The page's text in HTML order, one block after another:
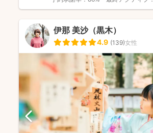
伊那 美沙（黒木）
4.9 (139)女性